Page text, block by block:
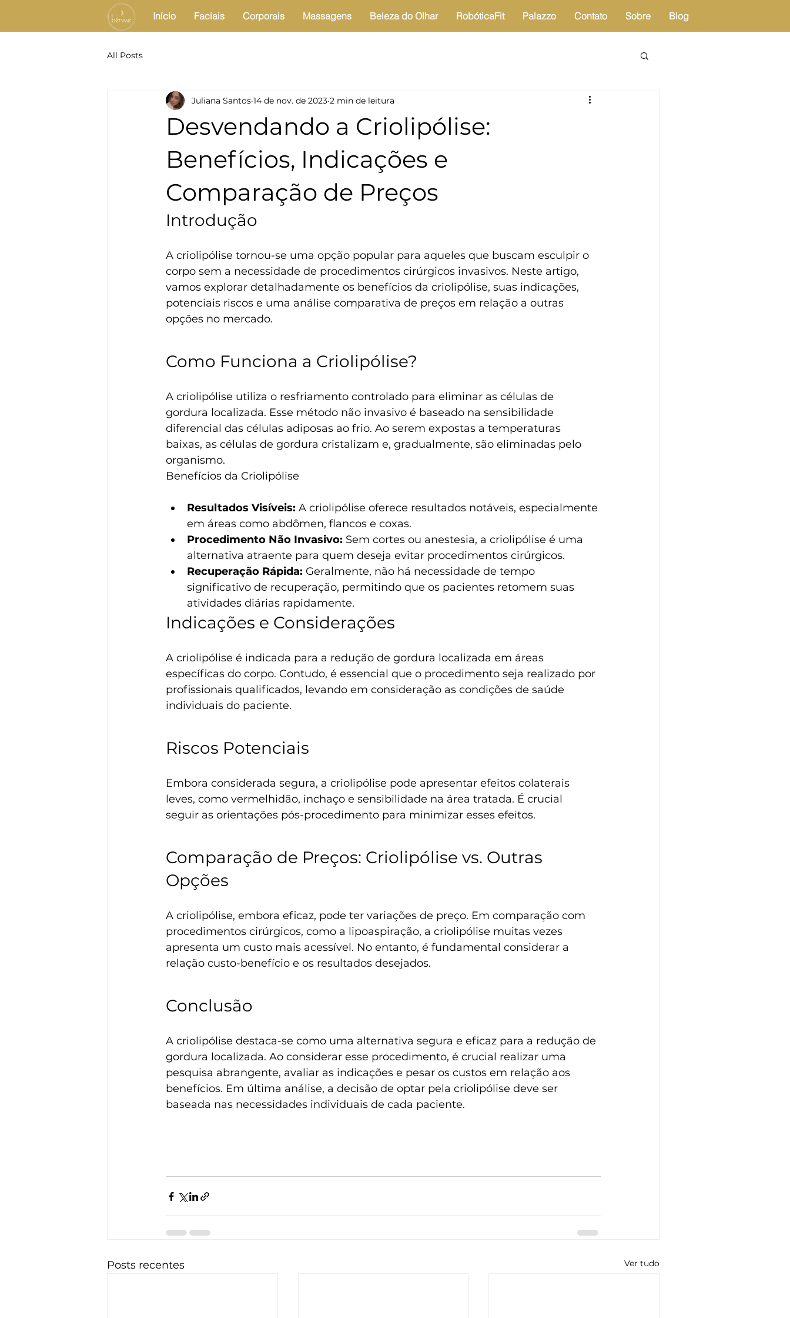
Início Faciais Corporais Massagens Beleza do Olhar RobóticaFit Palazzo Contato Sobre Blog
All Posts
Desvendando a Criolipólise:
Benefícios, Indicações e
Comparação de Preços
Juliana Santos 14 de nov. de 2023 2 min de leitura
Introdução
A criolipólise tornou-se uma opção popular para aqueles que buscam esculpir o
corpo sem a necessidade de procedimentos cirúrgicos invasivos. Neste artigo,
vamos explorar detalhadamente os benefícios da criolipólise, suas indicações,
potenciais riscos e uma análise comparativa de preços em relação a outras
opções no mercado.
Como Funciona a Criolipólise?
A criolipólise utiliza o resfriamento controlado para eliminar as células de
gordura localizada. Esse método não invasivo é baseado na sensibilidade
diferencial das células adiposas ao frio. Ao serem expostas a temperaturas
baixas, as células de gordura cristalizam e, gradualmente, são eliminadas pelo
organismo.
Benefícios da Criolipólise
Resultados Visíveis: A criolipólise oferece resultados notáveis, especialmente
em áreas como abdômen, flancos e coxas.
Procedimento Não Invasivo: Sem cortes ou anestesia, a criolipólise é uma
alternativa atraente para quem deseja evitar procedimentos cirúrgicos.
Recuperação Rápida: Geralmente, não há necessidade de tempo
significativo de recuperação, permitindo que os pacientes retomem suas
atividades diárias rapidamente.
Indicações e Considerações
A criolipólise é indicada para a redução de gordura localizada em áreas
específicas do corpo. Contudo, é essencial que o procedimento seja realizado por
profissionais qualificados, levando em consideração as condições de saúde
individuais do paciente.
Riscos Potenciais
Embora considerada segura, a criolipólise pode apresentar efeitos colaterais
leves, como vermelhidão, inchaço e sensibilidade na área tratada. É crucial
seguir as orientações pós-procedimento para minimizar esses efeitos.
Comparação de Preços: Criolipólise vs. Outras
Opções
A criolipólise, embora eficaz, pode ter variações de preço. Em comparação com
procedimentos cirúrgicos, como a lipoaspiração, a criolipólise muitas vezes
apresenta um custo mais acessível. No entanto, é fundamental considerar a
relação custo-benefício e os resultados desejados.
Conclusão
A criolipólise destaca-se como uma alternativa segura e eficaz para a redução de
gordura localizada. Ao considerar esse procedimento, é crucial realizar uma
pesquisa abrangente, avaliar as indicações e pesar os custos em relação aos
benefícios. Em última análise, a decisão de optar pela criolipólise deve ser
baseada nas necessidades individuais de cada paciente.
Posts recentes Ver tudo